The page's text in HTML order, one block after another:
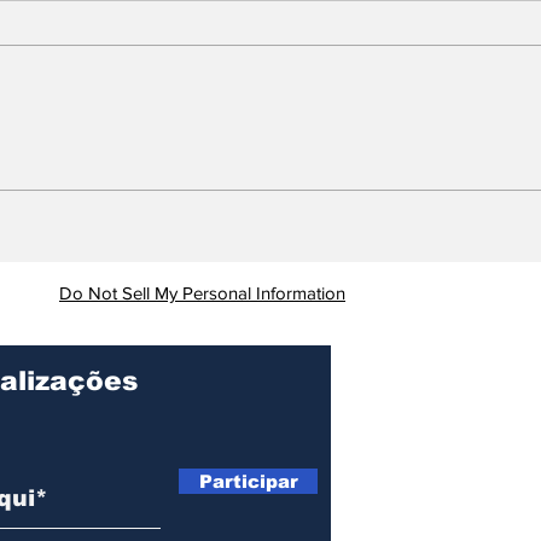
garante fornecimento
Do Not Sell My Personal Information
Participar